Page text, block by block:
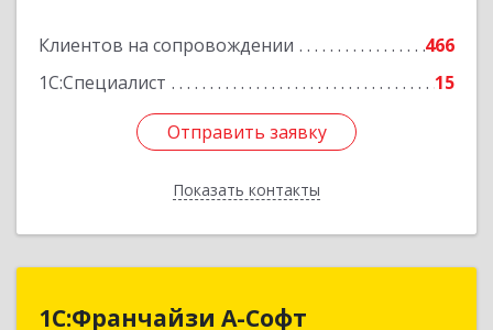
Клиентов на сопровождении
466
1С:Специалист
15
Отправить заявку
Показать контакты
Подробнее
Отправить заявку
Назад
1С:Франчайзи А-Софт
1С:Франчайзи А-Софт